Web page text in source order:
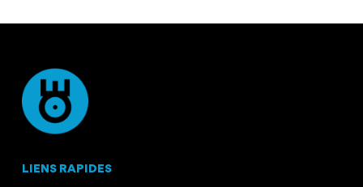
LIENS RAPIDES